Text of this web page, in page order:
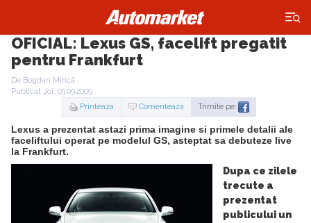
×
OFICIAL: Lexus GS, facelift pregatit
pentru Frankfurt
De Bogdan Mirică
Publicat Joi, 03.09.2009
Printeaza
Comenteaza Trimite pe:
Lexus a prezentat astazi prima imagine si primele detalii ale
faceliftului operat pe modelul GS, asteptat sa debuteze live
la Frankfurt.
Dupa ce zilele
trecute a
prezentat
publicului un